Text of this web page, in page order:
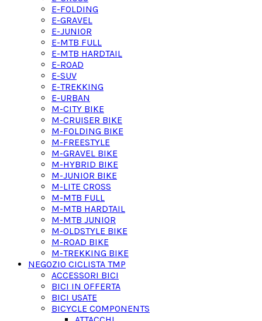
E-FOLDING
E-GRAVEL
E-JUNIOR
E-MTB FULL
E-MTB HARDTAIL
E-ROAD
E-SUV
E-TREKKING
E-URBAN
M-CITY BIKE
M-CRUISER BIKE
M-FOLDING BIKE
M-FREESTYLE
M-GRAVEL BIKE
M-HYBRID BIKE
M-JUNIOR BIKE
M-LITE CROSS
M-MTB FULL
M-MTB HARDTAIL
M-MTB JUNIOR
M-OLDSTYLE BIKE
M-ROAD BIKE
M-TREKKING BIKE
NEGOZIO CICLISTA TMP
ACCESSORI BICI
BICI IN OFFERTA
BICI USATE
BICYCLE COMPONENTS